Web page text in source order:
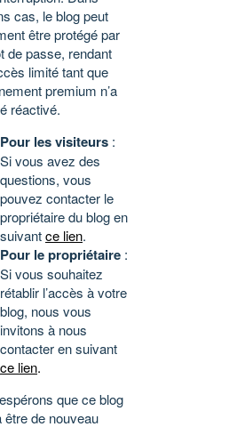
cas, le blog peut
être protégé par
de passe, rendant
limité tant que
premium n’a
réactivé.
Pour les visiteurs :
Si vous avez des
questions, vous
pouvez contacter le
propriétaire du blog en
suivantce lien.
Pour le propriétaire :
Si vous souhaitez
rétablir l’accès à votre
blog, nous vous
invitons à nous
contacter en suivant
ce lien.
que ce blog
être de nouveau